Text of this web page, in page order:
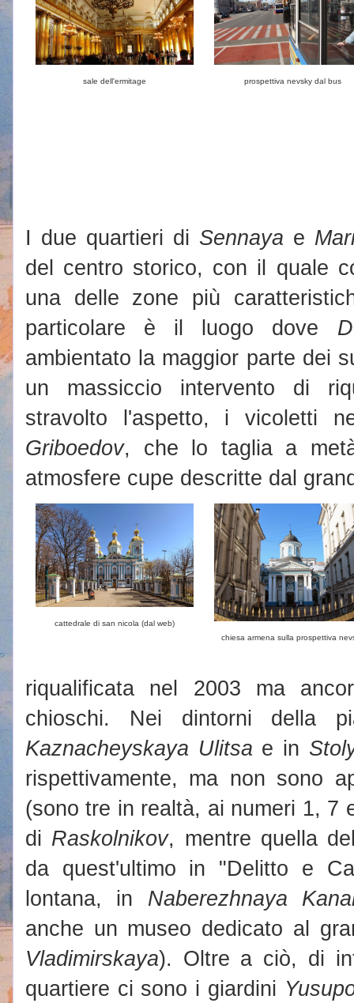
sale dell'ermitage prospettiva nevsky dal bus
I due quartieri di Sennaya e
del centro storico, con il quale
una delle zone più
particolare è il luogo dove
ambientato la maggior parte dei
un massiccio intervento di
stravolto l'aspetto, i vicoletti
Griboedov, che lo taglia a
atmosfere cupe descritte dal
cattedrale di san nicola (dal web)
chiesa armena sulla prospettiva
riqualificata nel 2003 ma
chioschi. Nei dintorni della
Kaznacheyskaya Ulitsa e in
rispettivamente, ma non sono
(sono tre in realtà, ai numeri 1, 7
di Raskolnikov, mentre quella
da quest'ultimo in "Delitto e
lontana, in Naberezhnaya
anche un museo dedicato al
Vladimirskaya). Oltre a ciò, di
quartiere ci sono i giardini